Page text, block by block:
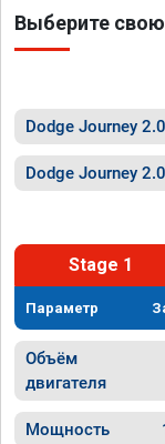
Выберите
Dodge Journey
Dodge Journey
Stage 1
Параметр
Объём
двигателя
Мощность